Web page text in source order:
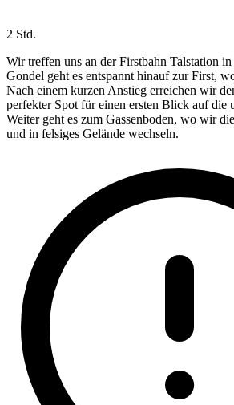
2 Std.
Wir treffen uns an der Firstbahn Talstation
Gondel geht es entspannt hinauf zur First,
Nach einem kurzen Anstieg erreichen wir
perfekter Spot für einen ersten Blick auf die
Weiter geht es zum Gassenboden, wo wir
und in felsiges Gelände wechseln.